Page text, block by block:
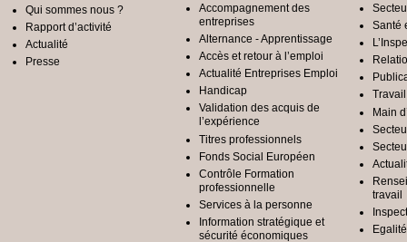
Qui sommes nous ?
Rapport d’activité
Actualité
Presse
Accompagnement des
entreprises
Alternance - Apprentissage
Accès et retour à l’emploi
Actualité Entreprises Emploi
Handicap
Validation des acquis de
l’expérience
Titres professionnels
Fonds Social Européen
Contrôle Formation
professionnelle
Services à la personne
Information stratégique et
sécurité économiques
Santé
Main
travail